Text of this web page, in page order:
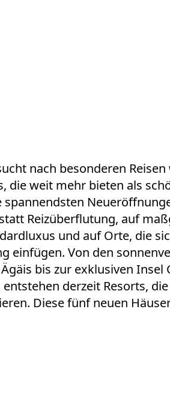
nach besonderen Reisen
die weit mehr bieten als
spannendsten
Reizüberflutung, auf
und auf Orte, die
einfügen. Von den
bis zur exklusiven Insel
derzeit Resorts,
Diese fünf neuen